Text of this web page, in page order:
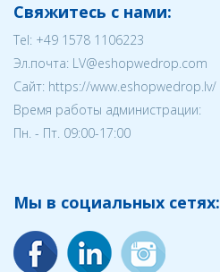
Свяжитесь с нами:
Tel: +49 1578 1106223
Эл.почта: LV@eshopwedrop.com
Cайт: https://www.eshopwedrop.lv/
Время работы администрации:
Пн. - Пт. 09:00-17:00
Мы в социальных сетях: